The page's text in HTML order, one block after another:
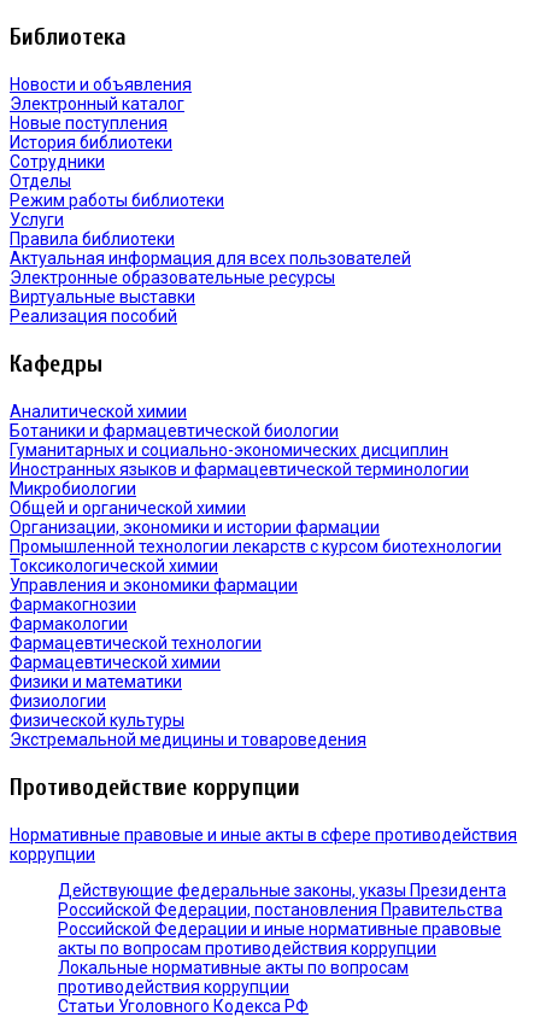
Библиотека
Новости и объявления
Электронный каталог
Новые поступления
История библиотеки
Сотрудники
Отделы
Режим работы библиотеки
Услуги
Правила библиотеки
Актуальная информация для всех пользователей
Электронные образовательные ресурсы
Виртуальные выставки
Реализация пособий
Кафедры
Аналитической химии
Ботаники и фармацевтической биологии
Гуманитарных и социально-экономических дисциплин
Иностранных языков и фармацевтической терминологии
Микробиологии
Общей и органической химии
Организации, экономики и истории фармации
Промышленной технологии лекарств с курсом биотехнологии
Токсикологической химии
Управления и экономики фармации
Фармакогнозии
Фармакологии
Фармацевтической технологии
Фармацевтической химии
Физики и математики
Физиологии
Физической культуры
Экстремальной медицины и товароведения
Противодействие коррупции
Нормативные правовые и иные акты в сфере противодействия
коррупции
Действующие федеральные законы, указы Президента
Российской Федерации, постановления Правительства
Российской Федерации и иные нормативные правовые
акты по вопросам противодействия коррупции
Локальные нормативные акты по вопросам
противодействия коррупции
Статьи Уголовного Кодекса РФ